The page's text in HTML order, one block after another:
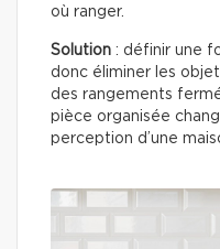
où ranger.
Solution : définir une
donc éliminer les
des rangements
pièce organisée
perception d’une